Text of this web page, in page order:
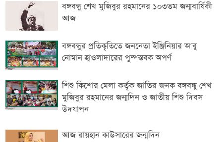
বঙ্গবন্ধু শেখ মুজিবুর রহমানের ১০৩তম জন্মবার্ষিকী
আজ
বঙ্গবন্ধুর প্রতিকৃতিতে জননেতা ইঞ্জিনিয়ার আবু
নোমান হাওলাদারের পুষ্পস্তবক অপর্ণ
শিশু কিশোর মেলা কর্তৃক জাতির জনক বঙ্গবন্ধু শেখ
মুজিবুর রহমানের জন্মদিন ও জাতীয় শিশু দিবস
উদযাপন
আজ রায়হান কাউসারের জন্মদিন